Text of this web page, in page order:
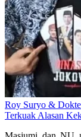
Roy Suryo &
Terkuak Alasan